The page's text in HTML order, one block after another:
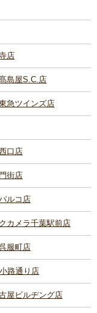
店
島屋S.C.店
急ツインズ店
口店
街店
ルコ店
カメラ千葉駅前店
服町店
路通り店
屋ビルヂング店